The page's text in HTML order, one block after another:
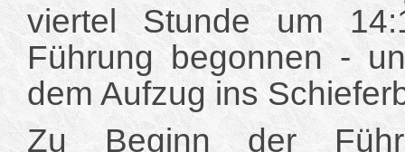
viertel Stunde um
Führung begonnen -
dem Aufzug ins
Zu Beginn der